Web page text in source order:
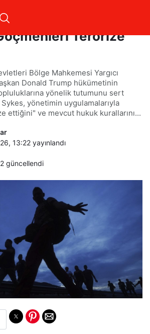
Trump’a Ağır
Terörize
Bölge Mahkemesi Yargıcı
Donald Trump hükümetinin
yönelik tutumunu sert
yönetimin uygulamalarıyla
ettiğini" ve mevcut hukuk kurallarını...
13:22 yayınlandı
güncellendi